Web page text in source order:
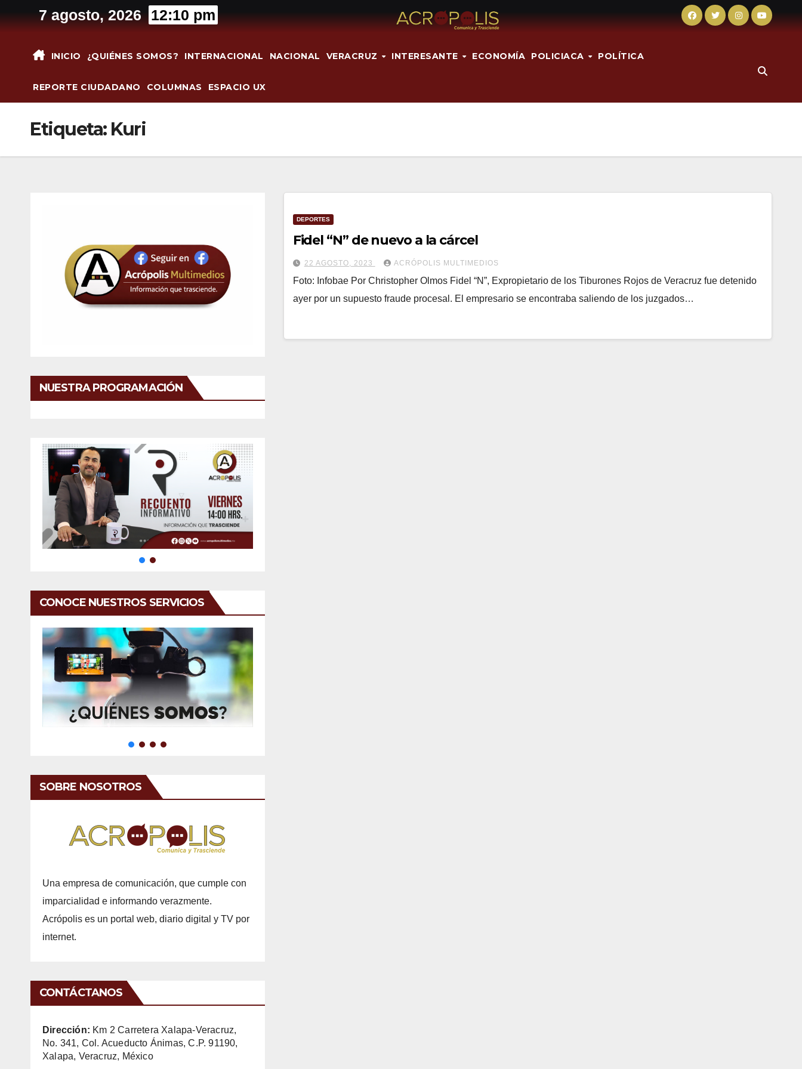
al
7 agosto, 2026 12:10 pm
INICIO ¿QUIÉNES SOMOS? INTERNACIONAL NACIONAL VERACRUZ INTERESANTE ECONOMÍA POLICIACA POLÍTICA
REPORTE CIUDADANO COLUMNAS ESPACIO UX
Etiqueta: Kuri
NUESTRA PROGRAMACIÓN
CONOCE NUESTROS SERVICIOS
SOBRE NOSOTROS
Una empresa de comunicación, que cumple con
imparcialidad e informando verazmente.
Acrópolis es un portal web, diario digital y TV por
internet.
CONTÁCTANOS
Dirección: Km 2 Carretera Xalapa-Veracruz,
No. 341, Col. Acueducto Ánimas, C.P. 91190,
Xalapa, Veracruz, México
DEPORTES
Fidel “N” de nuevo a la cárcel
22 AGOSTO, 2023 ACRÓPOLIS MULTIMEDIOS
Foto: Infobae Por Christopher Olmos Fidel “N”, Expropietario de los Tiburones Rojos de Veracruz fue detenido
ayer por un supuesto fraude procesal. El empresario se encontraba saliendo de los juzgados…